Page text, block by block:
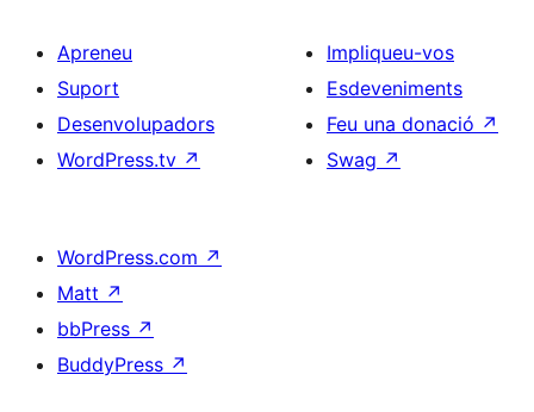
Apreneu
Suport
Desenvolupadors
WordPress.tv ↗
Impliqueu-vos
Esdeveniments
Feu una donació ↗
Swag ↗
WordPress.com ↗
Matt ↗
bbPress ↗
BuddyPress ↗